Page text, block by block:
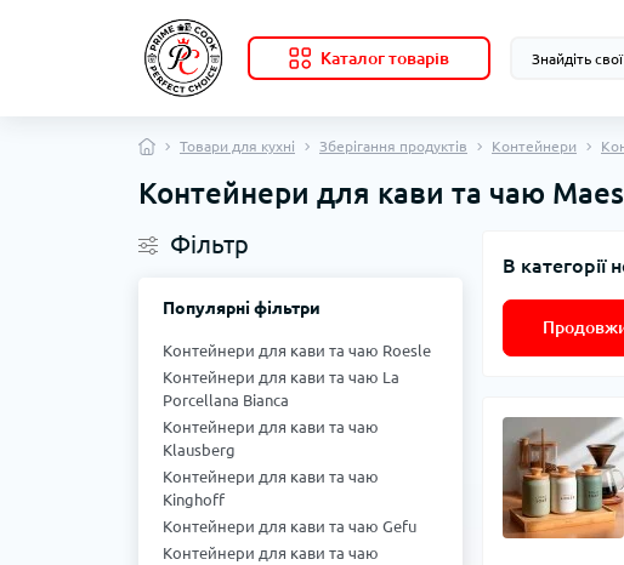
Каталог товарів
Товари для кухні Зберігання продуктів Контейнери
Контейнери для кави та чаю
Фільтр
Популярні фільтри
Контейнери для кави та чаю Roesle
Контейнери для кави та чаю La
Porcellana Bianca
Контейнери для кави та чаю
Klausberg
Контейнери для кави та чаю
Kinghoff
Контейнери для кави та чаю Gefu
Контейнери для кави та чаю
В категорії